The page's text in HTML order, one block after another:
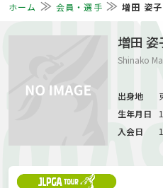
ホーム 会員・選手 増田 姿
増田 姿
Shinako
出身地
生年月日
入会日